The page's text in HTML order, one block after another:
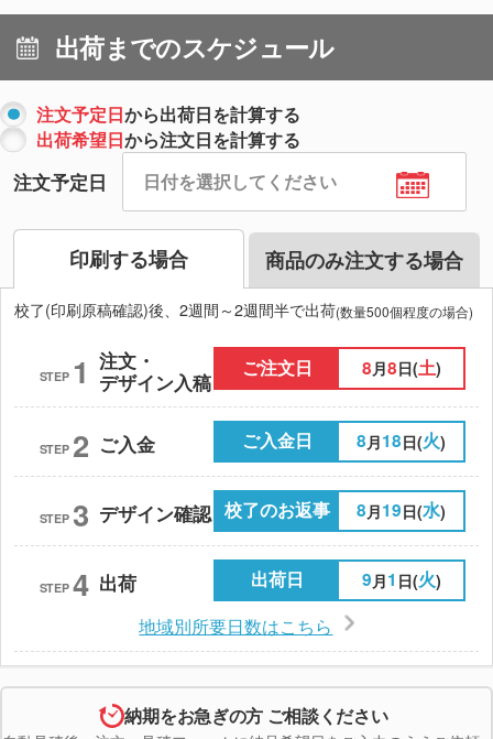
出荷までのスケジュール
注文予定日から出荷日を計算する
出荷希望日から注文日を計算する
注文予定日
印刷する場合 商品のみ注文する場合
校了(印刷原稿確認)後、2週間～2週間半で出荷(数量500個程度の場合)
STEP 1 注文・
デザイン入稿
ご注文日 8月8日(土)
STEP 2 ご入金 ご入金日 8 月18日(火)
STEP 3 デザイン確認 校了のお返事 8 月19日(水)
STEP 4 出荷 出荷日 9 月1 日(火)
地域別所要日数はこちら
納期をお急ぎの方 ご相談ください